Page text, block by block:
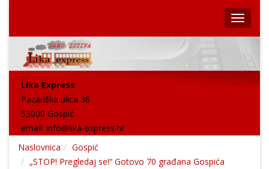
Lika Express
Pazariška ulica 36
53000 Gospić
email: info@lika-express.hr
Naslovnica
Gospić
„STOP! Pregledaj se!“ Gotovo 70 građana Gospića